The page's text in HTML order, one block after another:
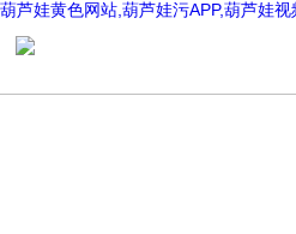
葫芦娃黄色网站,葫芦娃污APP,葫芦娃